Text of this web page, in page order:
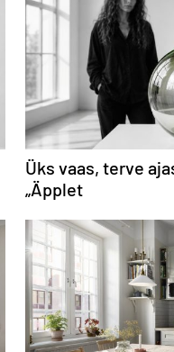
Üks vaas, terve
„Äpplet